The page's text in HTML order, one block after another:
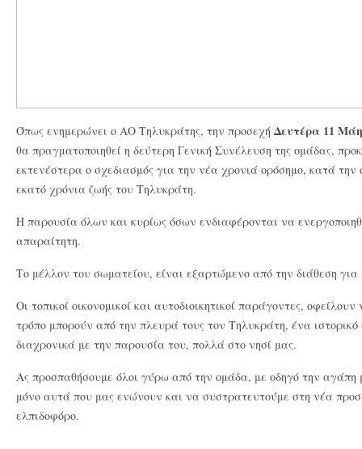
Όπως ενημερώνει ο ΑΟ Τηλυκράτης, την προσεχήΔευτέρα 11 Μάη
θα πραγματοποιηθεί η δεύτερη Γενική Συνέλευση της ομάδας,
εκτενέστερα ο σχεδιασμός για την νέα χρονιά ορόσημο, κατά
εκατό χρόνια ζωής του Τηλυκράτη.
Η παρουσία όλων και κυρίως όσων ενδιαφέρονται να
απαραίτητη.
Το μέλλον του σωματείου, είναι εξαρτώμενο από την διάθεση
Οι τοπικοί οικονομικοί και αυτοδιοικητικοί παράγοντες,
τρόπο μπορούν από την πλευρά τους τον Τηλυκράτη, ένα
διαχρονικά με την παρουσία του, πολλά στο νησί μας.
Ας προσπαθήσουμε όλοι γύρω από την ομάδα, με οδηγό την
μόνο αυτά που μας ενώνουν και να συστρατευτούμε στη νέα
ελπιδοφόρο.